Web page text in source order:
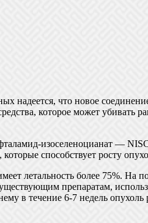
надеется, что новое
которое может убивать
изоселеноцианат —
способствует росту
летальность более 75%. На
существующим препаратам,
в течение 6-7 недель опухоль